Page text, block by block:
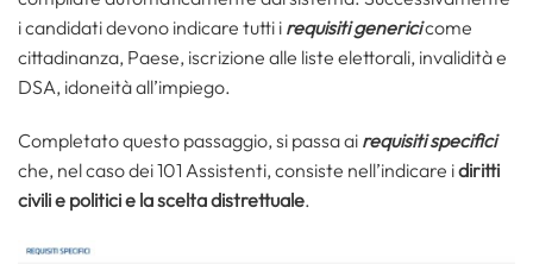
i candidati devono indicare tutti i requisiti genericicome
cittadinanza, Paese, iscrizione alle liste elettorali, invalidità e
DSA, idoneità all’impiego.
Completato questo passaggio, si passa ai requisiti specifici
che, nel caso dei 101 Assistenti, consiste nell’indicare idiritti
civili e politici e la scelta distrettuale.